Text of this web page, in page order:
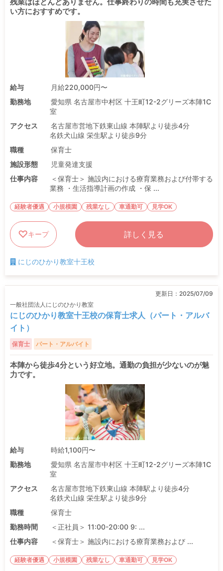
い方におすすめです。
給与
月給220,000円〜
勤務地
愛知県 名古屋市中村区 十王町12-2グリーズ本陣1C
室
アクセス
名古屋市営地下鉄東山線 本陣駅より徒歩4分
名鉄犬山線 栄生駅より徒歩9分
職種
保育士
施設形態
児童発達支援
仕事内容
＜保育士＞ 施設内における療育業務および付帯する
業務 ・生活指導計画の作成 ・保 ...
経験者優遇 小規模園 残業なし 車通勤可 見学OK
キープ 詳しく見る
にじのひかり教室十王校
更新日： 2025/07/09
一般社団法人にじのひかり教室
にじのひかり教室十王校の保育士求人（パート・アルバ
イト）
保育士 パート・アルバイト
本陣から徒歩4分という好立地。通勤の負担が少ないのが魅
力です。
給与
時給1,100円〜
勤務地
愛知県 名古屋市中村区 十王町12-2グリーズ本陣1C
室
アクセス
名古屋市営地下鉄東山線 本陣駅より徒歩4分
名鉄犬山線 栄生駅より徒歩9分
職種
保育士
勤務時間
＜正社員＞ 11:00-20:00 9: ...
仕事内容
＜保育士＞ 施設内における療育業務および ...
経験者優遇 小規模園 残業なし 車通勤可 見学OK